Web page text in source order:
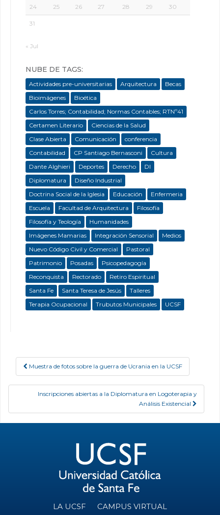
24 25 26 27 28 29 30
31
« Jul
NUBE DE TAGS:
Actividades pre-universitarias Arquitectura
Becas
Bioimágenes
Bioética
Carlos Torres; Contabilidad; Normas Contables; RTNº41
Certamen Literario
Ciencias de la Salud
Clase Abierta
Comunicación
conferencia
Contabilidad
CP Santiago Bernasconi
Cultura
Dante Alghieri
Deportes Derecho
DI
Diplomatura
Diseño Industrial
Doctrina Social de la Iglesia
Educación
Enfermeria
Escuela
Facultad de Arquitectura
Filosofía
Filosofía y Teología
Humanidades
Imágenes Mamarias
Integración Sensorial
Medios
Nuevo Código Civil y Comercial
Pastoral
Patrimonio
Posadas
Psicopedagogía
Reconquista
Rectorado
Retiro Espiritual
Santa Fe
Santa Teresa de Jesús
Talleres
Terapia Ocupacional
Trubutos Municipales UCSF
Post navigation
Muestra de fotos sobre la guerra de Ucrania en la UCSF
Inscripciones abiertas a la Diplomatura en Logoterapia y
Análisis Existencial
LA UCSF CAMPUS VIRTUAL